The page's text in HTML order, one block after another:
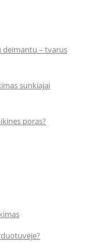
deimantu – tvarus
sunkiajai
poras?